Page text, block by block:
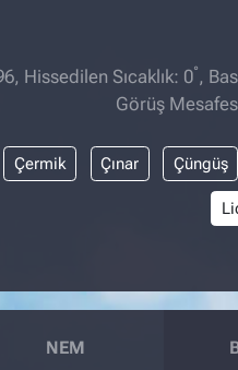
Hissedilen Sıcaklık: 0°,
Görüş
Çermik Çınar Çüngüş
NEM